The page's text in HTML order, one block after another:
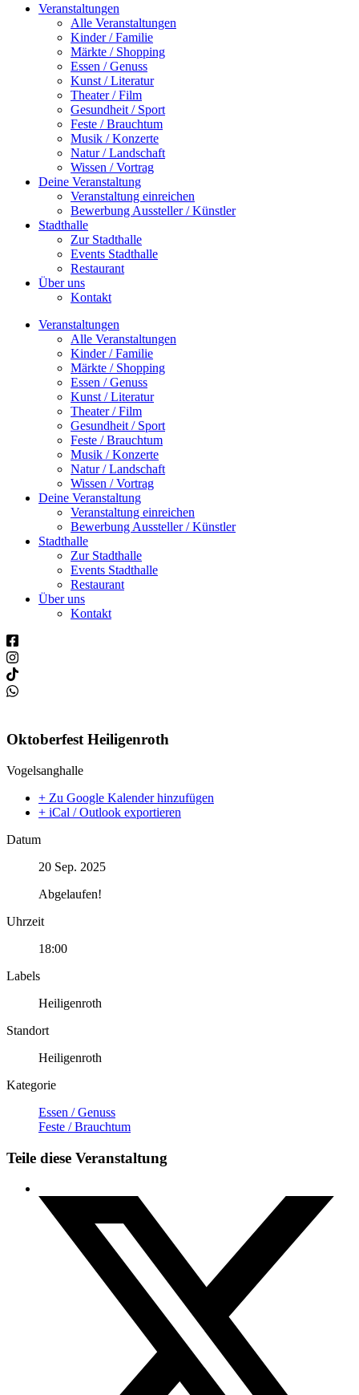
Veranstaltungen
Alle Veranstaltungen
Kinder / Familie
Märkte / Shopping
Essen / Genuss
Kunst / Literatur
Theater / Film
Gesundheit / Sport
Feste / Brauchtum
Musik / Konzerte
Natur / Landschaft
Wissen / Vortrag
Deine Veranstaltung
Veranstaltung einreichen
Bewerbung Aussteller / Künstler
Stadthalle
Zur Stadthalle
Events Stadthalle
Restaurant
Über uns
Kontakt
Veranstaltungen
Alle Veranstaltungen
Kinder / Familie
Märkte / Shopping
Essen / Genuss
Kunst / Literatur
Theater / Film
Gesundheit / Sport
Feste / Brauchtum
Musik / Konzerte
Natur / Landschaft
Wissen / Vortrag
Deine Veranstaltung
Veranstaltung einreichen
Bewerbung Aussteller / Künstler
Stadthalle
Zur Stadthalle
Events Stadthalle
Restaurant
Über uns
Kontakt
Oktoberfest Heiligenroth
Vogelsanghalle
+ Zu Google Kalender hinzufügen
+ iCal / Outlook exportieren
Datum
20 Sep. 2025
Abgelaufen!
Uhrzeit
18:00
Labels
Heiligenroth
Standort
Heiligenroth
Kategorie
Essen / Genuss
Feste / Brauchtum
Teile diese Veranstaltung